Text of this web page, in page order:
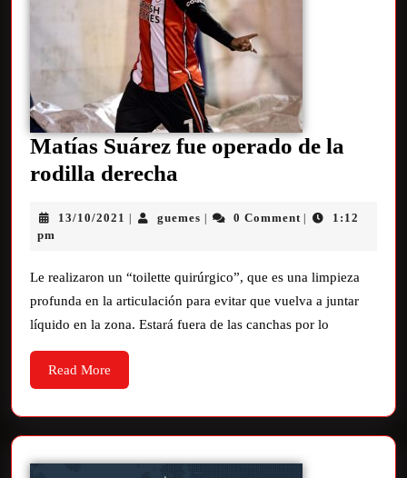
Matías Suárez fue operado de la
rodilla derecha
13/10/2021 | guemes | 0 Comment |
1:12
pm
Le realizaron un “toilette quirúrgico”, que es una limpieza
profunda en la articulación para evitar que vuelva a juntar
líquido en la zona. Estará fuera de las canchas por lo
Read More